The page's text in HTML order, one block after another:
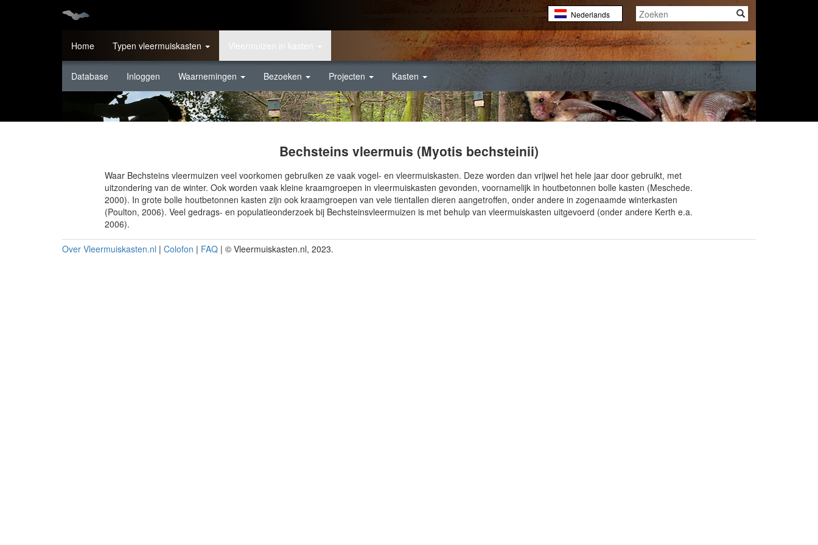
Nederlands
English
Français
Home Typen vleermuiskasten Vleermuizen in kasten
Database Inloggen Waarnemingen Bezoeken Projecten Kasten
Bechsteins vleermuis (Myotis bechsteinii)
Waar Bechsteins vleermuizen veel voorkomen gebruiken ze vaak vogel- en vleermuiskasten. Deze worden dan vrijwel het hele jaar door gebruikt, met
uitzondering van de winter. Ook worden vaak kleine kraamgroepen in vleermuiskasten gevonden, voornamelijk in houtbetonnen bolle kasten (Meschede.
2000). In grote bolle houtbetonnen kasten zijn ook kraamgroepen van vele tientallen dieren aangetroffen, onder andere in zogenaamde winterkasten
(Poulton, 2006). Veel gedrags- en populatieonderzoek bij Bechsteinsvleermuizen is met behulp van vleermuiskasten uitgevoerd (onder andere Kerth e.a.
2006).
Over Vleermuiskasten.nl | Colofon | FAQ | © Vleermuiskasten.nl, 2023.